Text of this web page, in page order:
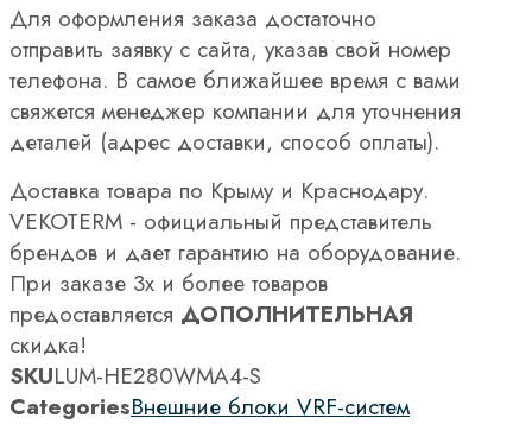
Для оформления заказа достаточно
отправить заявку с сайта, указав свой номер
телефона. В самое ближайшее время с вами
свяжется менеджер компании для уточнения
деталей (адрес доставки, способ оплаты).
Доставка товара по Крыму и Краснодару.
VEKOTERM - официальный представитель
брендов и дает гарантию на оборудование.
При заказе 3х и более товаров
предоставляется ДОПОЛНИТЕЛЬНАЯ
скидка!
SKULUM-HE280WMA4-S
CategoriesВнешние блоки VRF-систем